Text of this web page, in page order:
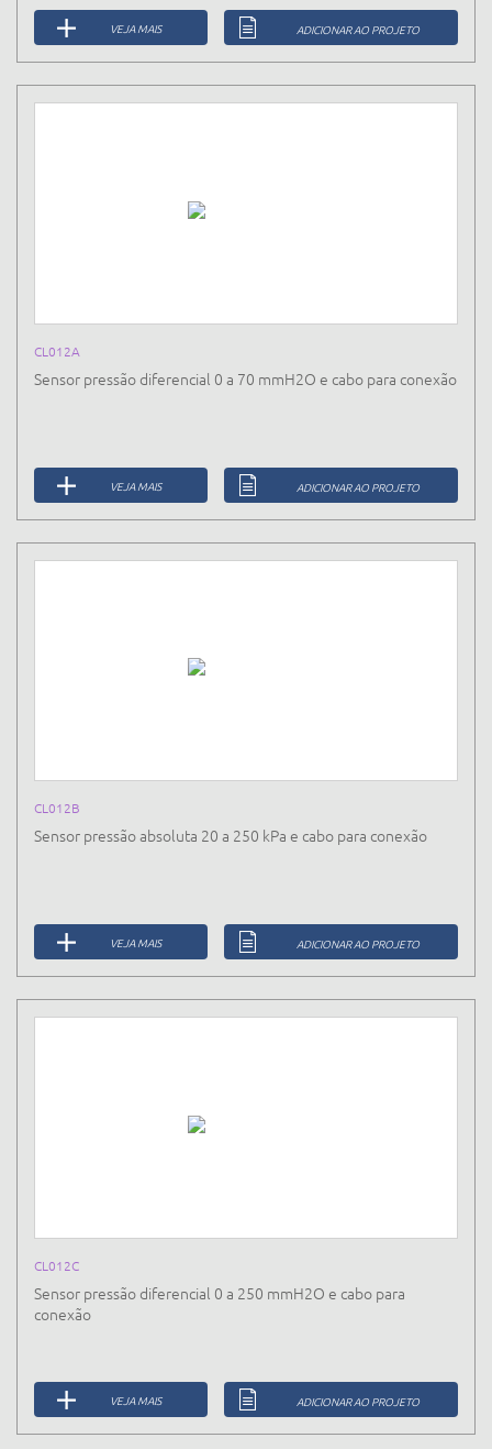
VEJA MAIS ADICIONAR AO PROJETO
CL012A
Sensor pressão diferencial 0 a 70 mmH2O e cabo para conexão
VEJA MAIS ADICIONAR AO PROJETO
CL012B
Sensor pressão absoluta 20 a 250 kPa e cabo para conexão
VEJA MAIS ADICIONAR AO PROJETO
CL012C
Sensor pressão diferencial 0 a 250 mmH2O e cabo para
conexão
VEJA MAIS ADICIONAR AO PROJETO